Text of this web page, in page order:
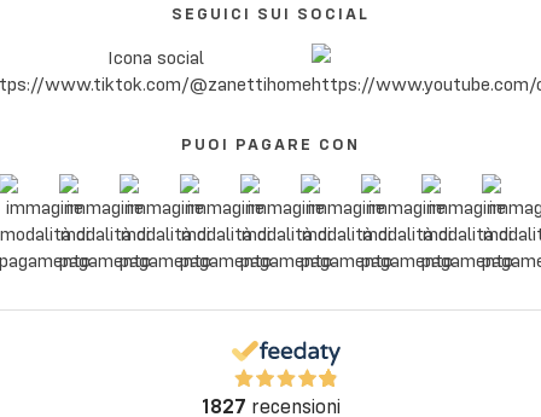
SEGUICI SUI SOCIAL
PUOI PAGARE CON
1827 recensioni